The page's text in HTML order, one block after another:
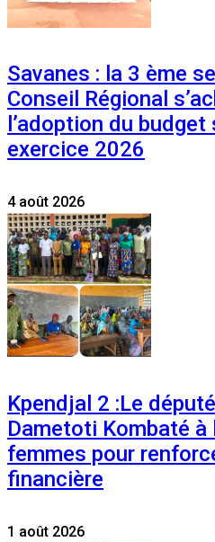
Savanes : la 3 ème
Conseil Régional
l’adoption du
exercice 2026
4 août 2026
Kpendjal 2 :Le
Dametoti Kombaté à
femmes pour
financière
1 août 2026